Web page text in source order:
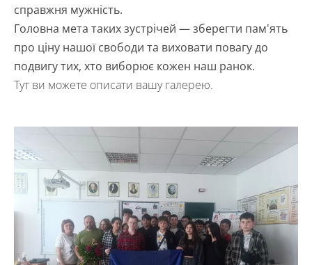
справжня мужність.
Головна мета таких зустрічей — зберегти пам'ять
про ціну нашої свободи та виховати повагу до
подвигу тих, хто виборює кожен наш ранок.
Тут ви можете описати вашу галерею.